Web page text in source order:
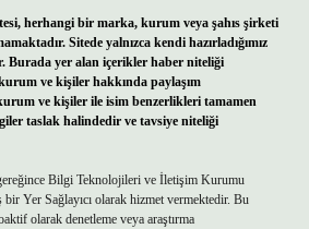
herhangi bir marka, kurum veya şahıs şirketi
Sitede yalnızca kendi hazırladığımız
Burada yer alan içerikler haber niteliği
ve kişiler hakkında paylaşım
ve kişiler ile isim benzerlikleri tamamen
taslak halindedir ve tavsiye niteliği
Bilgi Teknolojileri ve İletişim Kurumu
Yer Sağlayıcı olarak hizmet vermektedir. Bu
olarak denetleme veya araştırma